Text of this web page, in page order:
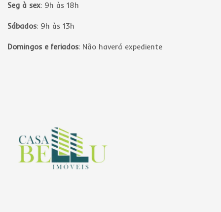
Seg à sex: 9h às 18h
Sábados: 9h às 13h
Domingos e feriados: Não haverá expediente